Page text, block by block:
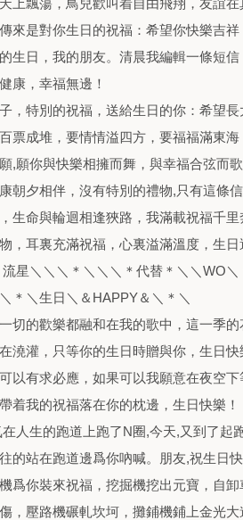
上飄蕩，鳥兒歡叫着自由飛翔，友誼
來是對你生日的祝福：希望你快樂吉祥
生日，我的朋友。清晨我編輯一條短
康，幸福無邊！
，特別的祝福，送給生日的你：希望
票成堆，要情情溢四方，要福福滿東海
,願你與快樂相擁而舞，與幸福合弦而
朝夕相伴，沒有特別的禮物,只有這條
生命與輪迴相逢狹路，我滿載祝福千
，耳裏充滿祝福，心裏溢滿溫度，生日
流星＼＼＼＊＼＼＼＊代替＊＼＼WO
＊＼生日＼＆HAPPY＆＼＊＼
切的歡樂都融和在我的歌中，這一季
澆灌，只等你的生日時贈與你，生日快
以有求必應，如果可以我願意在夜空
着我的祝福落在你的枕邊，生日快樂！
人生的跑道上跑了N圈,今天,又到了起
的站在跑道邊爲你吶喊。朋友,祝生日
爲你裝來祝福，挖掘機挖出元寶，自
，壓路機碾軋坎坷，攤鋪機鋪上金光大